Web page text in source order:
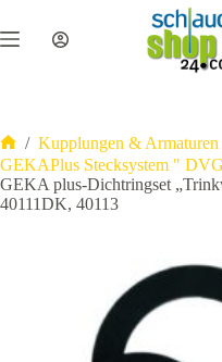
Inhalt
springen
Start
/ Kupplungen & Armaturen
GEKAPlus Stecksystem "
GEKA plus-Dichtringset
40111DK, 40113